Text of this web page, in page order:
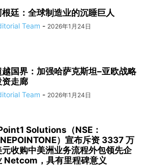
根廷：全球制造业的沉睡巨人
Team - 2026年1月24日
越国界：加强哈萨克斯坦–亚欧战略
资走廊
Team - 2026年1月24日
Solutions（NSE：
）宣布斥资 3337 万
元收购中美洲业务流程外包领先企
Netcom，具有里程碑意义